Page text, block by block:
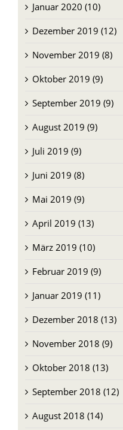
Januar 2020 (10)
Dezember 2019 (12)
November 2019 (8)
Oktober 2019 (9)
September 2019 (9)
August 2019 (9)
Juli 2019 (9)
Juni 2019 (8)
Mai 2019 (9)
April 2019 (13)
März 2019 (10)
Februar 2019 (9)
Januar 2019 (11)
Dezember 2018 (13)
November 2018 (9)
Oktober 2018 (13)
September 2018 (12)
August 2018 (14)